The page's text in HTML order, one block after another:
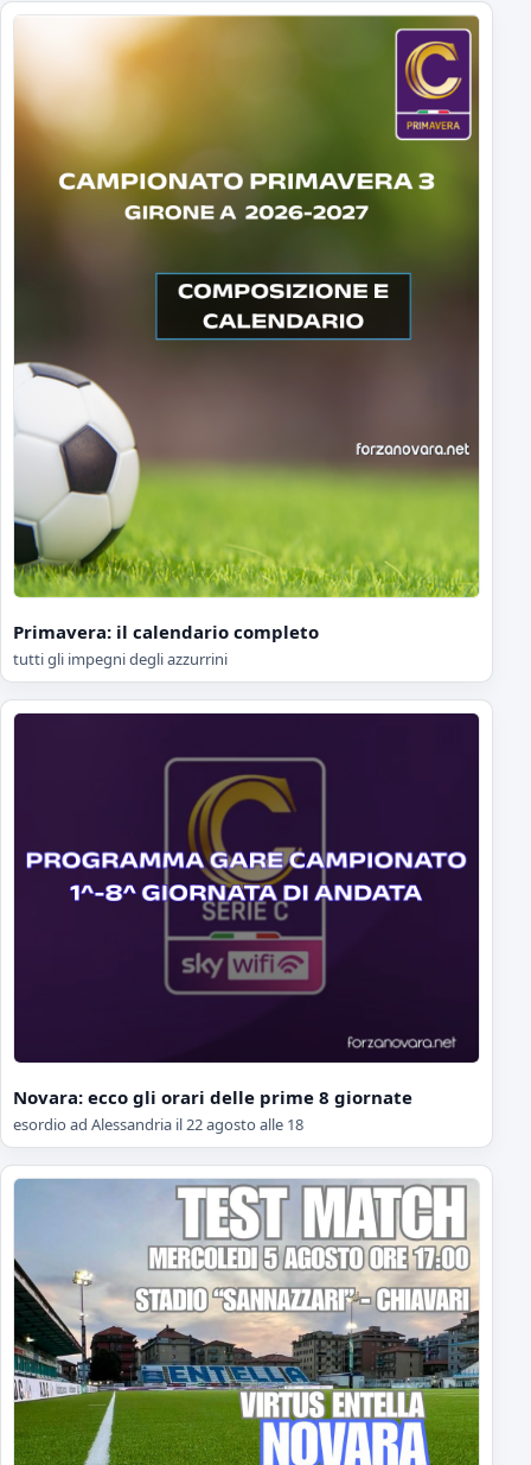
Primavera: il calendario completo
tutti gli impegni degli azzurrini
Novara: ecco gli orari delle prime 8 giornate
esordio ad Alessandria il 22 agosto alle 18